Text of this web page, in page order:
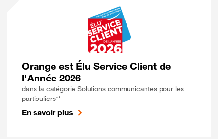
Orange est Élu Service Client de
l'Année 2026
dans la catégorie Solutions communicantes pour les
particuliers**
En savoir plus